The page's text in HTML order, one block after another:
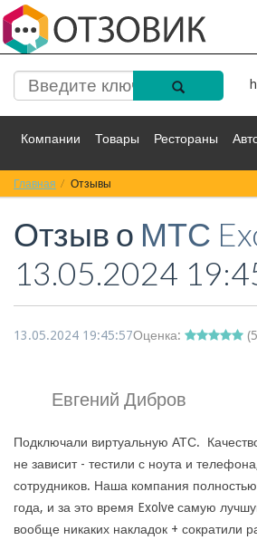
Компании Товары Рестораны
Спорт Фильмы
Красота Здоровье Остальное
Главная Отзывы
Отзыв о МТС
13.05.2024
13.05.2024 19:45:57Оценка: (5
Евгений Дибров
Подключали виртуальную АТС.
не зависит - тестили с ноута и
сотрудников. Наша компания
года, и за это время Exolve самую
вообще никаких накладок + сократили